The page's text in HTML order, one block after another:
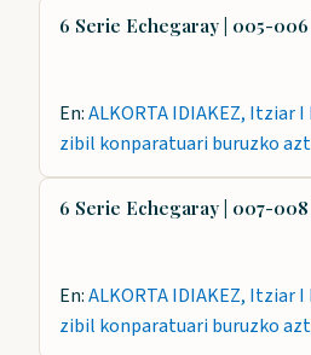
6 Serie Echegaray | 005-
En:ALKORTA IDIAKEZ, Itziar
zibil konparatuari buruzko
6 Serie Echegaray | 007-
En:ALKORTA IDIAKEZ, Itziar
zibil konparatuari buruzko